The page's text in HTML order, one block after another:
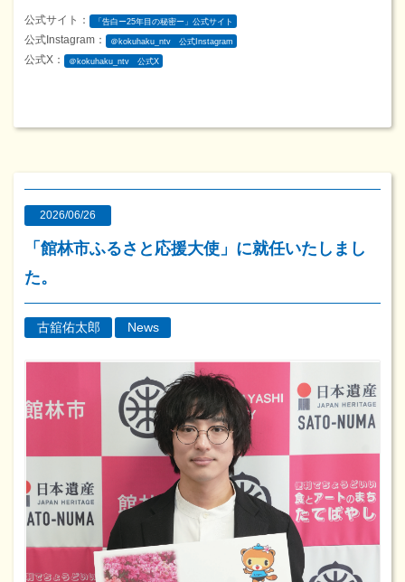
公式サイト： 「告白ー25年目の秘密ー」公式サイト
公式Instagram： ＠kokuhaku_ntv 公式Instagram
公式X： ＠kokuhaku_ntv 公式X
2026/06/26
「館林市ふるさと応援大使」に就任いたしまし
た。
古舘佑太郎 News